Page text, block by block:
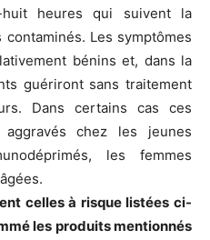
heures qui suivent la
Les symptômes
bénins et, dans la
guériront sans traitement
Dans certains cas ces
chez les jeunes
les femmes
celles à risque listées ci-
les produits mentionnés